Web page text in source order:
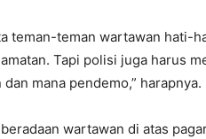
teman-teman wartawan hati-
Tapi polisi juga harus
mana pendemo,” harapnya.
wartawan di atas